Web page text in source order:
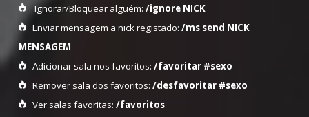
Ignorar/Bloquear alguém: /ignore NICK
Enviar mensagem a nick registado: /ms send NICK
MENSAGEM
Adicionar sala nos favoritos: /favoritar #sexo
Remover sala dos favoritos: /desfavoritar #sexo
Ver salas favoritas: /favoritos